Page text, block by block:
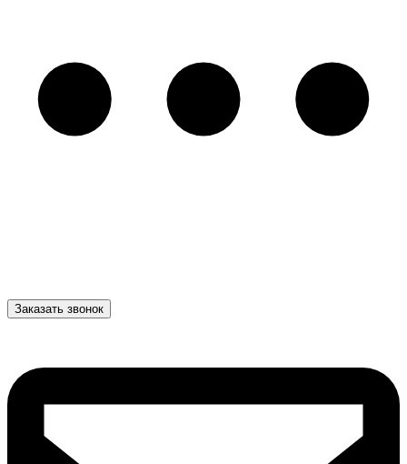
Заказать звонок